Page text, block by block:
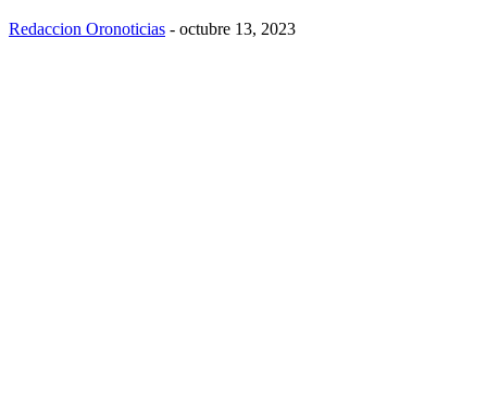
Redaccion Oronoticias - octubre 13, 2023